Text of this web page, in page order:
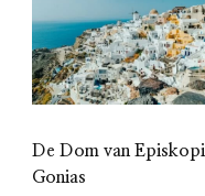
De Dom van Episkopi
Gonias